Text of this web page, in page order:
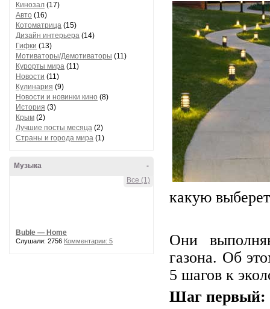
Кинозал (17)
Авто (16)
Котоматрица (15)
Дизайн интерьера (14)
Гифки (13)
Мотиваторы/Демотиваторы (11)
Курорты мира (11)
Новости (11)
Кулинария (9)
Новости и новинки кино (8)
История (3)
Крым (2)
Лучшие посты месяца (2)
Страны и города мира (1)
-
Музыка
Все (1)
Buble — Home
Слушали: 2756 Комментарии: 5
какую
Они
газона. Об
5 шагов к
Шаг первый: